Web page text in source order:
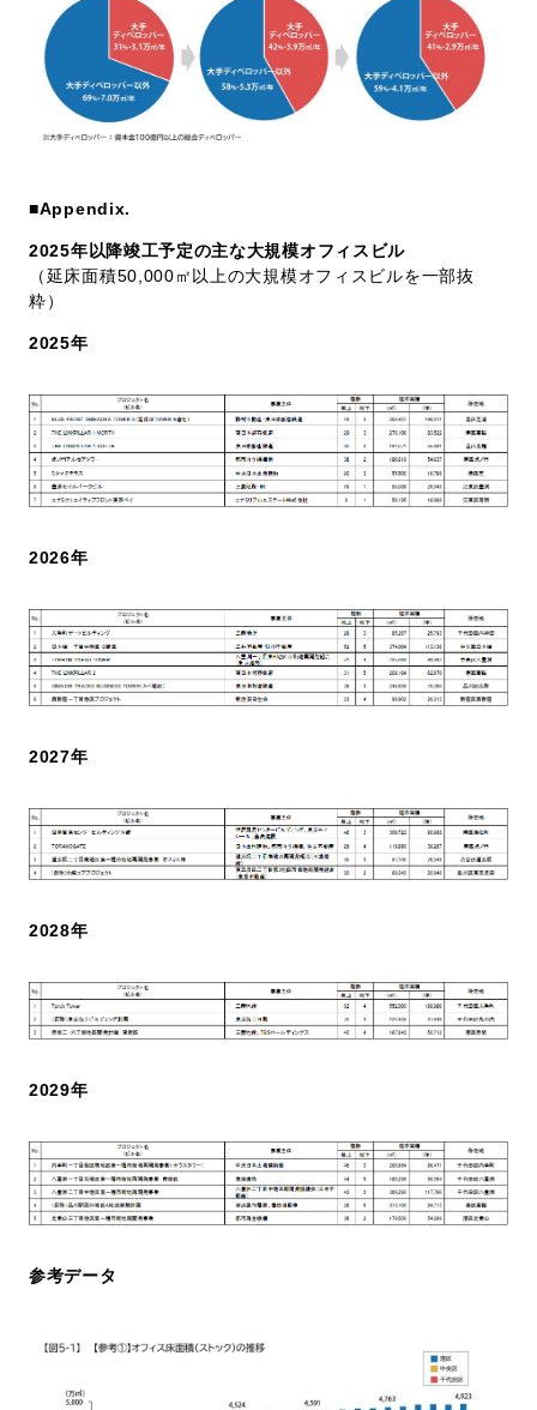
■Appendix.
2025年以降竣工予定の主な大規模オフィスビル
（延床面積50,000㎡以上の大規模オフィスビルを一部抜
粋）
2025年
2026年
2027年
2028年
2029年
参考データ